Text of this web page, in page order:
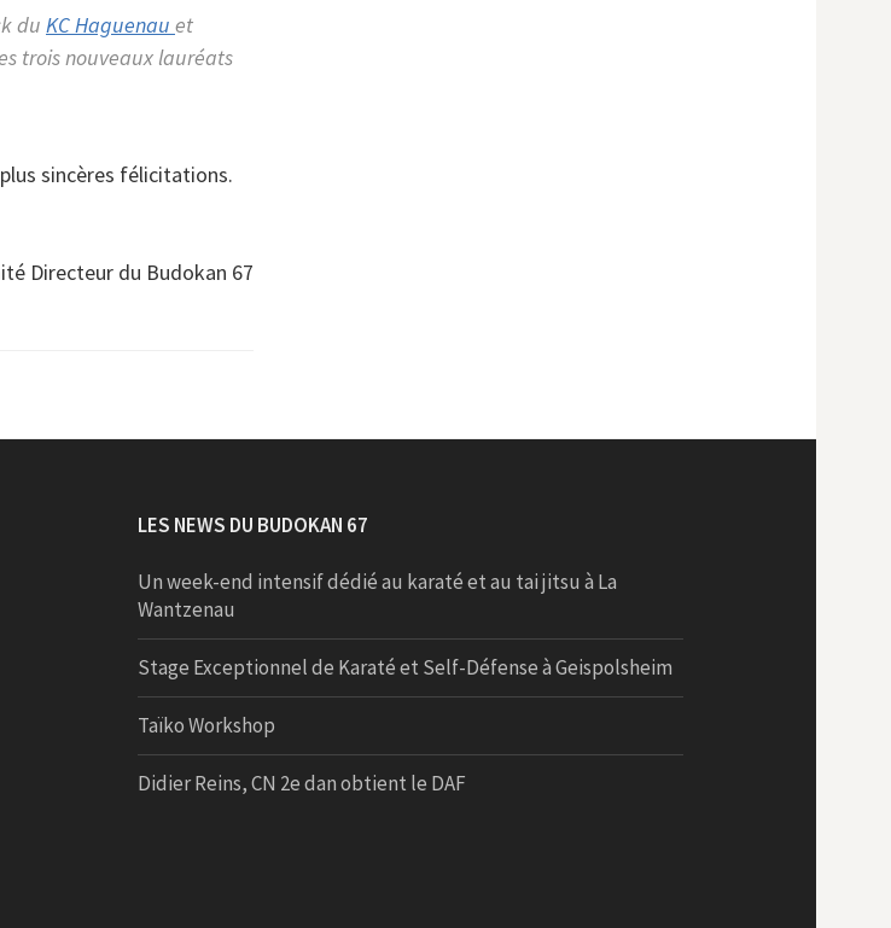
du KC Haguenau et
trois nouveaux lauréats
sincères félicitations.
Directeur du Budokan 67
LES NEWS DU BUDOKAN 67
Un week-end intensif dédié au karaté et au tai jitsu à La
Wantzenau
Stage Exceptionnel de Karaté et Self-Défense à Geispolsheim
Taïko Workshop
Didier Reins, CN 2e dan obtient le DAF